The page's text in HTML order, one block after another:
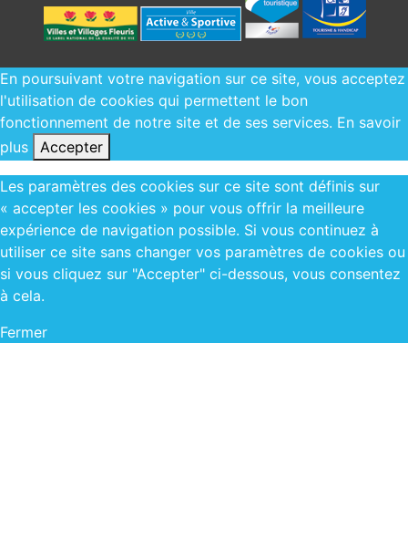
En poursuivant votre navigation sur ce site, vous acceptez
l'utilisation de cookies qui permettent le bon
fonctionnement de notre site et de ses services. En savoir
plus
Accepter
Les paramètres des cookies sur ce site sont définis sur
« accepter les cookies » pour vous offrir la meilleure
expérience de navigation possible. Si vous continuez à
utiliser ce site sans changer vos paramètres de cookies ou
si vous cliquez sur "Accepter" ci-dessous, vous consentez
à cela.
Fermer